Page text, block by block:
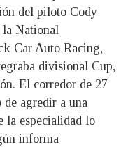
del piloto Cody
la National
Car Auto Racing,
divisional Cup,
El corredor de 27
de agredir a una
la especialidad lo
informa